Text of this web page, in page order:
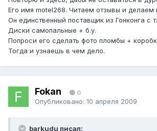
Его имя mоtеl268. Читаем отзывы и делаем
Он единственный поставщик из Гонконга с
Диски самопальные + б.у.
Попроси его сделать фото пломбы +
Тогда и узнаешь в чем дело.
Fokan 0
Опубликовано: 10 апреля 2009
barkudu писал: